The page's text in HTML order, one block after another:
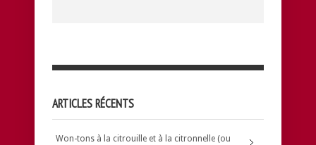
ARTICLES RÉCENTS
Won-tons à la citrouille et à la citronnelle (ou